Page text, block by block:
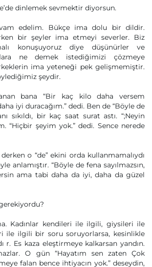
dinlemek sevmektir diyorsun.
edelim. Bükçe ima dolu bir dildir.
bir şeyler ima etmeyi severler. Biz
konuşuyoruz diye düşünürler ve
ne demek istediğimizi çözmeye
ima yeteneği pek gelişmemiştir.
şeydir.
bana “Bir kaç kilo daha versem
iyi duracağım.” dedi. Ben de “Böyle de
sıkıldı, bir kaç saat surat astı. “;Neyin
“Hiçbir şeyim yok.” dedi. Sence nerede
o “de” ekini orda kullanmamalıydı
anlamıştır. “Böyle de fena sayılmazsın,
ama tabi daha da iyi, daha da güzel
Kadınlar kendileri ile ilgili, giysileri ile
ile ilgili bir soru soruyorlarsa, kesinlikle
r. Es kaza eleştirmeye kalkarsan yandın.
O gün “Hayatım sen zaten Çok
falan bence ihtiyacın yok.” deseydin,